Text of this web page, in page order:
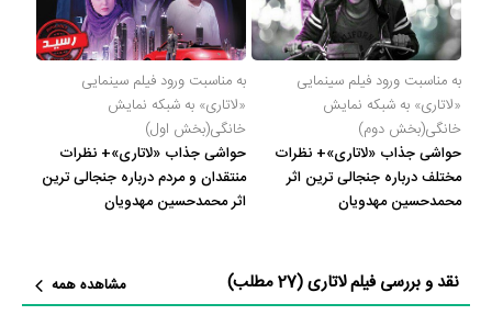
به مناسبت ورود فیلم سینمایی
«لاتاری» به شبکه نمایش
خانگی(بخش دوم)
حواشی جذاب «لاتاری»+ نظرات
مختلف درباره جنجالی ترین اثر
محمدحسین مهدویان
به مناسبت ورود فیلم سینمایی
«لاتاری» به شبکه نمایش
خانگی(بخش اول)
حواشی جذاب «لاتاری»+ نظرات
منتقدان و مردم درباره جنجالی ترین
اثر محمدحسین مهدویان
نقد و بررسی فیلم لاتاری(27 مطلب)
مشاهده همه